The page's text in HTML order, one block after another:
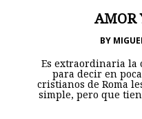
AMOR
BY
Es extraordinaria la
para decir en
cristianos de Roma
simple, pero que